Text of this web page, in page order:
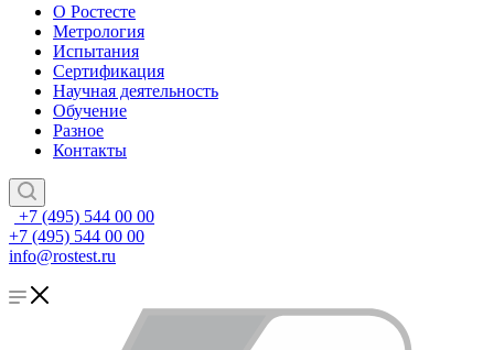
О Ростесте
Метрология
Испытания
Сертификация
Научная деятельность
Обучение
Разное
Контакты
+7 (495) 544 00 00
+7 (495) 544 00 00
info@rostest.ru